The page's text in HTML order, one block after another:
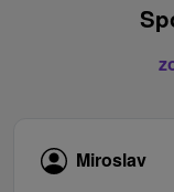
Miroslav